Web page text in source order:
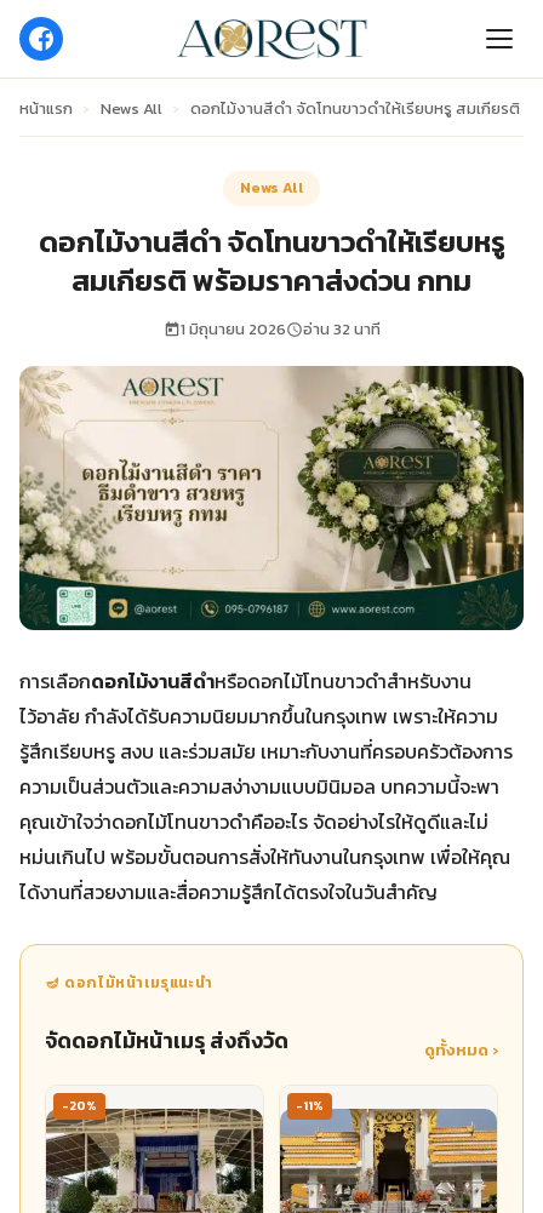
หน้าแรก › News All › ดอกไม้งานสีดํา จัดโทนขาวดำให้เรียบหรู สมเกียรติ
News All
ดอกไม้งานสีดํา จัดโทนขาวดำให้เรียบหรู
สมเกียรติ พร้อมราคาส่งด่วน กทม
1 มิถุนายน 2026 อ่าน 32 นาที
การเลือกดอกไม้งานสีดําหรือดอกไม้โทนขาวดำสำหรับงาน
ไว้อาลัย กำลังได้รับความนิยมมากขึ้นในกรุงเทพ เพราะให้ความ
รู้สึกเรียบหรู สงบ และร่วมสมัย เหมาะกับงานที่ครอบครัวต้องการ
ความเป็นส่วนตัวและความสง่างามแบบมินิมอล บทความนี้จะพา
คุณเข้าใจว่าดอกไม้โทนขาวดำคืออะไร จัดอย่างไรให้ดูดีและไม่
หม่นเกินไป พร้อมขั้นตอนการสั่งให้ทันงานในกรุงเทพ เพื่อให้คุณ
ได้งานที่สวยงามและสื่อความรู้สึกได้ตรงใจในวันสำคัญ
🪔 ดอกไม้หน้าเมรุแนะนำ
จัดดอกไม้หน้าเมรุ ส่งถึงวัด ดูทั้งหมด ›
-20% -11%